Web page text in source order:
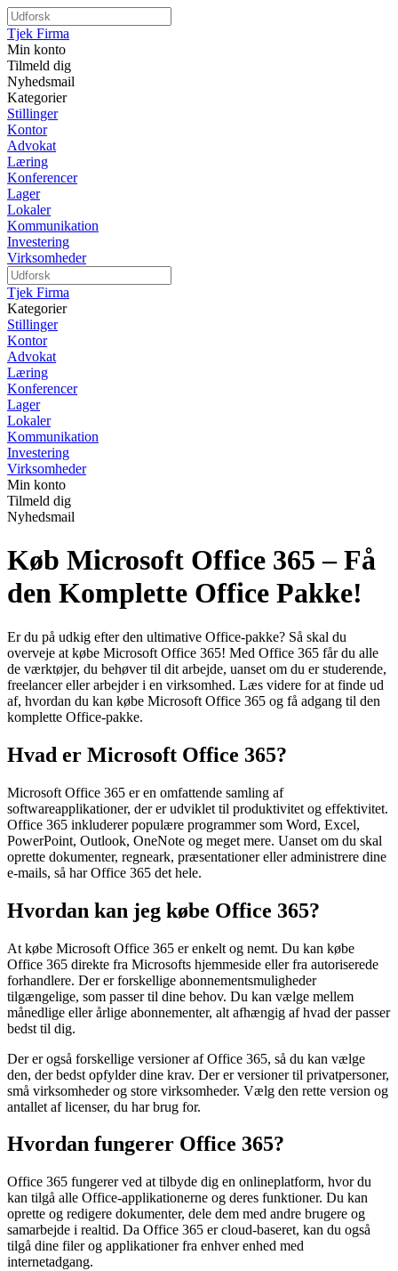
Tjek Firma
Min konto
Tilmeld dig
Nyhedsmail
Kategorier
Stillinger
Kontor
Advokat
Læring
Konferencer
Lager
Lokaler
Kommunikation
Investering
Virksomheder
Tjek Firma
Kategorier
Stillinger
Kontor
Advokat
Læring
Konferencer
Lager
Lokaler
Kommunikation
Investering
Virksomheder
Min konto
Tilmeld dig
Nyhedsmail
Køb Microsoft Office 365 – Få
den Komplette Office Pakke!
Er du på udkig efter den ultimative Office-pakke? Så skal du
overveje at købe Microsoft Office 365! Med Office 365 får du alle
de værktøjer, du behøver til dit arbejde, uanset om du er studerende,
freelancer eller arbejder i en virksomhed. Læs videre for at finde ud
af, hvordan du kan købe Microsoft Office 365 og få adgang til den
komplette Office-pakke.
Hvad er Microsoft Office 365?
Microsoft Office 365 er en omfattende samling af
softwareapplikationer, der er udviklet til produktivitet og effektivitet.
Office 365 inkluderer populære programmer som Word, Excel,
PowerPoint, Outlook, OneNote og meget mere. Uanset om du skal
oprette dokumenter, regneark, præsentationer eller administrere dine
e-mails, så har Office 365 det hele.
Hvordan kan jeg købe Office 365?
At købe Microsoft Office 365 er enkelt og nemt. Du kan købe
Office 365 direkte fra Microsofts hjemmeside eller fra autoriserede
forhandlere. Der er forskellige abonnementsmuligheder
tilgængelige, som passer til dine behov. Du kan vælge mellem
månedlige eller årlige abonnementer, alt afhængig af hvad der passer
bedst til dig.
Der er også forskellige versioner af Office 365, så du kan vælge
den, der bedst opfylder dine krav. Der er versioner til privatpersoner,
små virksomheder og store virksomheder. Vælg den rette version og
antallet af licenser, du har brug for.
Hvordan fungerer Office 365?
Office 365 fungerer ved at tilbyde dig en onlineplatform, hvor du
kan tilgå alle Office-applikationerne og deres funktioner. Du kan
oprette og redigere dokumenter, dele dem med andre brugere og
samarbejde i realtid. Da Office 365 er cloud-baseret, kan du også
tilgå dine filer og applikationer fra enhver enhed med
internetadgang.